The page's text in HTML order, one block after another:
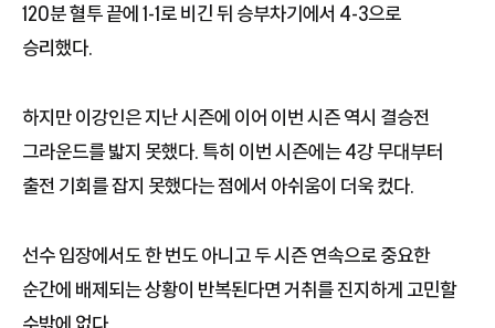
120분 혈투 끝에 1-1로 비긴 뒤 승부차기에서 4-3으로
승리했다.
하지만 이강인은 지난 시즌에 이어 이번 시즌 역시 결승전
그라운드를 밟지 못했다. 특히 이번 시즌에는 4강 무대부터
출전 기회를 잡지 못했다는 점에서 아쉬움이 더욱 컸다.
선수 입장에서도 한 번도 아니고 두 시즌 연속으로 중요한
순간에 배제되는 상황이 반복된다면 거취를 진지하게 고민할
수밖에 없다.